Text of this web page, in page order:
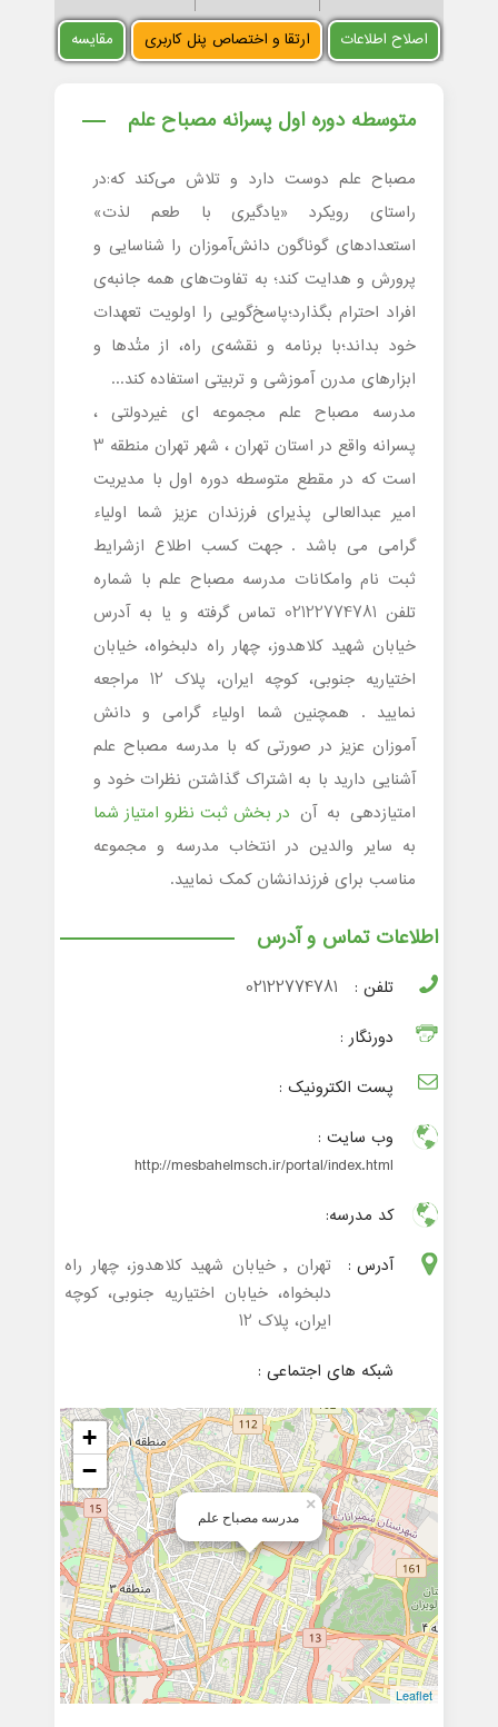
اصلاح اطلاعات ارتقا و اختصاص پنل کاربری مقایسه
متوسطه دوره اول پسرانه مصباح علم
مصباح علم دوست دارد و تلاش می‌کند که:در
راستای رویکرد «یادگیری با طعم لذت»
استعدادهای گوناگون دانش‌آموزان را شناسایی و
پرورش و هدایت کند؛ به تفاوت‌های همه جانبه‌ی
افراد احترام بگذارد؛پاسخ‌گویی را اولویت تعهدات
خود بداند؛با برنامه و نقشه‌ی راه، از متُدها و
ابزارهای مدرن آموزشی و تربیتی استفاده کند...
مدرسه مصباح علم مجموعه ای غیردولتی ،
پسرانه واقع در استان تهران ، شهر تهران منطقه 3
است که در مقطع متوسطه دوره اول با مدیریت
امیر عبدالعالی پذیرای فرزندان عزیز شما اولیاء
گرامی می باشد . جهت کسب اطلاع ازشرایط
ثبت نام وامکانات مدرسه مصباح علم با شماره
تلفن 02122774781 تماس گرفته و یا به آدرس
خیابان شهید کلاهدوز، چهار راه دلبخواه، خیابان
اختیاریه جنوبی، کوچه ایران، پلاک 12 مراجعه
نمایید . همچنین شما اولیاء گرامی و دانش
آموزان عزیز در صورتی که با مدرسه مصباح علم
آشنایی دارید با به اشتراک گذاشتن نظرات خود و
امتیازدهی به آن در بخش ثبت نظرو امتیاز شما
به سایر والدین در انتخاب مدرسه و مجموعه
مناسب برای فرزندانشان کمک نمایید.
اطلاعات تماس و آدرس
تلفن :
02122774781
دورنگار :
پست الکترونیک :
وب سایت :
http://mesbahelmsch.ir/portal/index.html
کد مدرسه:
آدرس :
تهران , خیابان شهید کلاهدوز، چهار راه
دلبخواه، خیابان اختیاریه جنوبی، کوچه
ایران، پلاک 12
شبکه های اجتماعی :
مدرسه مصباح علم
×
+
−
Leaflet